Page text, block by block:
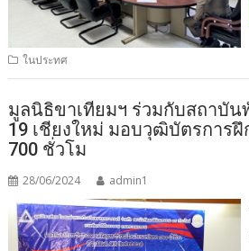
ในประทศ
มูลนิธิขาเทียมฯ ร่วมกับสถาบั
19 เชียงใหม่ มอบวุฒิบัตรการฝึ
700 ชั่วโม
28/06/2024 admin1